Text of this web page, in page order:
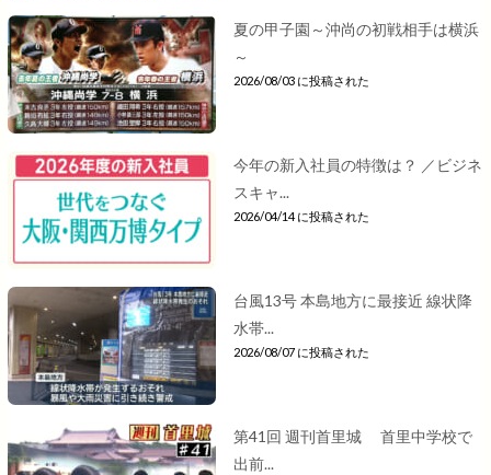
夏の甲子園～沖尚の初戦相手は横浜
～
2026/08/03 に投稿された
今年の新入社員の特徴は？ ／ビジネ
スキャ...
2026/04/14 に投稿された
台風13号 本島地方に最接近 線状降
水帯...
2026/08/07 に投稿された
第41回 週刊首里城 首里中学校で
出前...